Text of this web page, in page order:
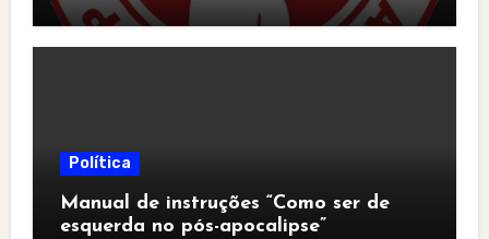
Política
Manual de instruções “Como ser de
esquerda no pós-apocalipse”